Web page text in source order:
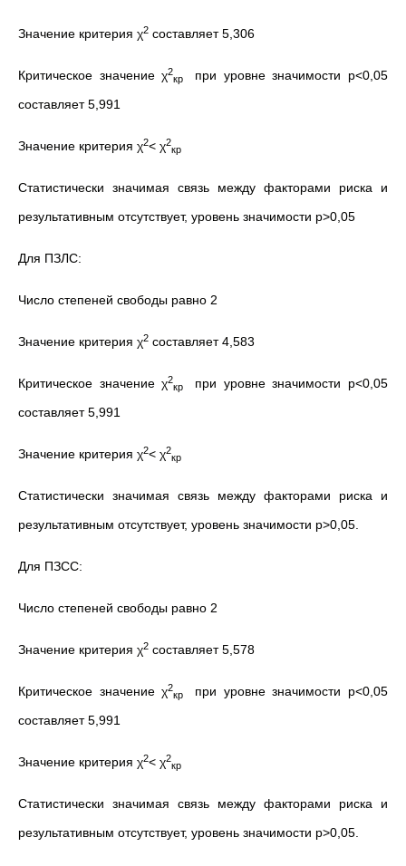
Значение критерия χ2 составляет 5,306
Критическое значение χ2
кр
при уровне значимости р<0,05
составляет 5,991
Значение критерия χ2< χ2
кр
Статистически значимая связь между факторами риска и
результативным отсутствует, уровень значимости р>0,05
Для ПЗЛС:
Число степеней свободы равно 2
Значение критерия χ2 составляет 4,583
Критическое значение χ2
кр
при уровне значимости р<0,05
составляет 5,991
Значение критерия χ2< χ2
кр
Статистически значимая связь между факторами риска и
результативным отсутствует, уровень значимости р>0,05.
Для ПЗСС:
Число степеней свободы равно 2
Значение критерия χ2 составляет 5,578
Критическое значение χ2
кр
при уровне значимости р<0,05
составляет 5,991
Значение критерия χ2< χ2
кр
Статистически значимая связь между факторами риска и
результативным отсутствует, уровень значимости р>0,05.